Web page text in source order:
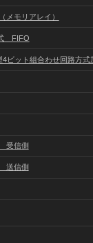
モリアレイ）
FIFO
ビット組合わせ回路方式
受信側
送信側